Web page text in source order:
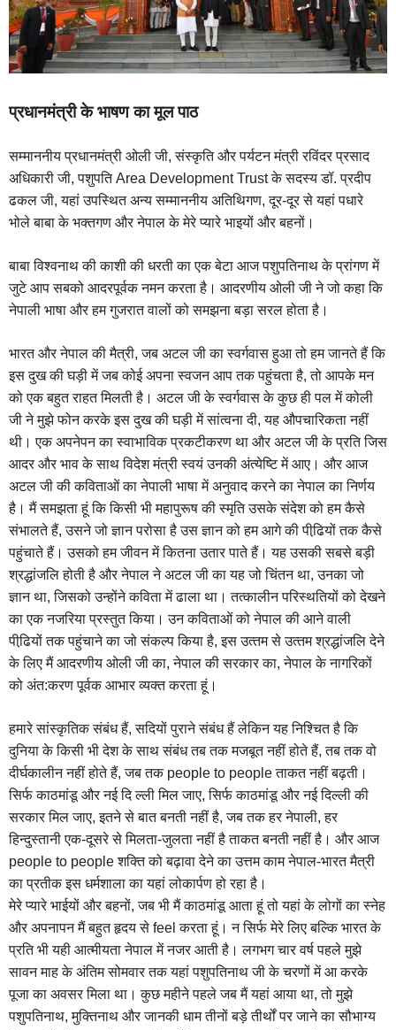
प्रधानमंत्री के भाषण का मूल पाठ
सम्माननीय प्रधानमंत्री ओली जी, संस्‍कृति और पर्यटन मंत्री रविंदर प्रसाद
अधिकारी जी, पशुपति Area Development Trust के सदस्‍य डॉ. प्रदीप
ढकल जी, यहां उपस्थित अन्‍य सम्माननीय अतिथिगण, दूर-दूर से यहां पधारे
भोले बाबा के भक्‍तगण और नेपाल के मेरे प्‍यारे भाइयों और बहनों।
बाबा विश्‍वनाथ की काशी की धरती का एक बेटा आज पशुपतिनाथ के प्रांगण में
जुटे आप सबको आदरपूर्वक नमन करता है। आदरणीय ओली जी ने जो कहा कि
नेपाली भाषा और हम गुजरात वालों को समझना बड़ा सरल होता है।
भारत और नेपाल की मैत्री, जब अटल जी का स्‍वर्गवास हुआ तो हम जानते हैं कि
इस दुख की घड़ी में जब कोई अपना स्‍वजन आप तक पहुंचता है, तो आपके मन
को एक बहुत राहत मिलती है। अटल जी के स्‍वर्गवास के कुछ ही पल में कोली
जी ने मुझे फोन करके इस दुख की घड़ी में सांत्‍वना दी, यह औपचारिकता नहीं
थी। एक अपनेपन का स्‍वाभाविक प्रक‍टीकरण था और अटल जी के प्रति जिस
आदर और भाव के साथ विदेश मंत्री स्‍वयं उनकी अंत्‍येष्टि में आए। और आज
अटल जी की कविताओं का नेपाली भाषा में अनुवाद करने का नेपाल का निर्णय
है। मैं समझता हूं कि किसी भी महापुरूष की स्‍मृति उसके संदेश को हम कैसे
संभालते हैं, उसने जो ज्ञान परोसा है उस ज्ञान को हम आगे की पीढि़यों तक कैसे
पहुंचाते हैं। उसको हम जीवन में कितना उतार पाते हैं। यह उसकी सबसे बड़ी
श्रद्धांजलि होती है और नेपाल ने अटल जी का यह जो चिंतन था, उनका जो
ज्ञान था, जिसको उन्‍होंने कविता में ढाला था। तत्‍कालीन परिस्‍थतियों को देखने
का एक नजरिया प्रस्‍तुत किया। उन कविताओं को नेपाल की आने वाली
पीढि़यों तक पहुंचाने का जो संकल्‍प किया है, इस उत्‍तम से उत्‍तम श्रद्धांजलि देने
के लिए मैं आदरणीय ओली जी का, नेपाल की सरकार का, नेपाल के नागरिकों
को अंत:करण पूर्वक आभार व्‍यक्‍त करता हूं।
हमारे सांस्‍कृतिक संबंध हैं, सदियों पुराने संबंध हैं लेकिन यह निश्चित है कि
दुनिया के किसी भी देश के साथ संबंध तब तक मजबूत नहीं होते हैं, तब तक वो
दीर्घकालीन नहीं होते हैं, जब तक people to people ताकत नहीं बढ़ती।
सिर्फ काठमांडू और नई दि ल्‍ली मिल जाए, सिर्फ काठमांडू और नई दिल्‍ली की
सरकार मिल जाए, इतने से बात बनती नहीं है, जब तक हर नेपाली, हर
हिन्‍दुस्‍तानी एक-दूसरे से मिलता-जुलता नहीं है ताकत बनती नहीं है। और आज
people to people शक्ति को बढ़ावा देने का उत्तम काम नेपाल-भारत मैत्री
का प्रतीक इस धर्मशाला का यहां लोकार्पण हो रहा है।
मेरे प्‍यारे भाईयों और बहनों, जब भी मैं काठमांडू आता हूं तो यहां के लोगों का स्‍नेह
और अपनापन मैं बहुत हृदय से feel करता हूं। न सिर्फ मेरे लिए बल्कि भारत के
प्रति भी यही आत्‍मीयता नेपाल में नजर आती है। लगभग चार वर्ष पहले मुझे
सावन माह के अंतिम सोमवार तक यहां पशुपतिनाथ जी के चरणों में आ करके
पूजा का अवसर मिला था। कुछ महीने पहले जब मैं यहां आया था, तो मुझे
पशुपतिनाथ, मुक्तिनाथ और जानकी धाम तीनों बड़े तीर्थों पर जाने का सौभाग्‍य